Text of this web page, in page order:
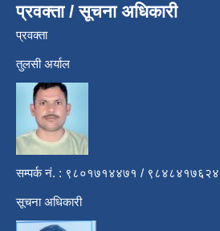
प्रवक्ता / सूचना अधिकारी
प्रवक्ता
तुलसी अर्याल
सम्पर्क नं. : ९८०१७१४४७१ / ९८४८४१७६२४
सूचना अधिकारी